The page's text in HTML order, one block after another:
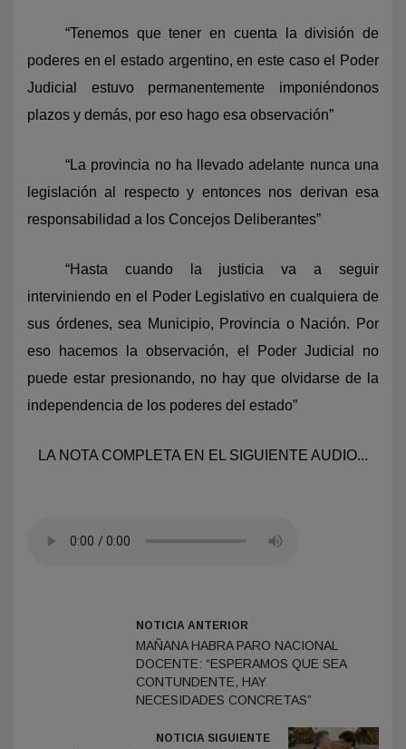
“Tenemos que tener en cuenta la división de
poderes en el estado argentino, en este caso el Poder
Judicial estuvo permanentemente imponiéndonos
plazos y demás, por eso hago esa observación”
“La provincia no ha llevado adelante nunca una
legislación al respecto y entonces nos derivan esa
responsabilidad a los Concejos Deliberantes”
“Hasta cuando la justicia va a seguir
interviniendo en el Poder Legislativo en cualquiera de
sus órdenes, sea Municipio, Provincia o Nación. Por
eso hacemos la observación, el Poder Judicial no
puede estar presionando, no hay que olvidarse de la
independencia de los poderes del estado”
LA NOTA COMPLETA EN EL SIGUIENTE AUDIO...
NOTICIA ANTERIOR
MAÑANA HABRA PARO NACIONAL
DOCENTE: “ESPERAMOS QUE SEA
CONTUNDENTE, HAY
NECESIDADES CONCRETAS”
NOTICIA SIGUIENTE